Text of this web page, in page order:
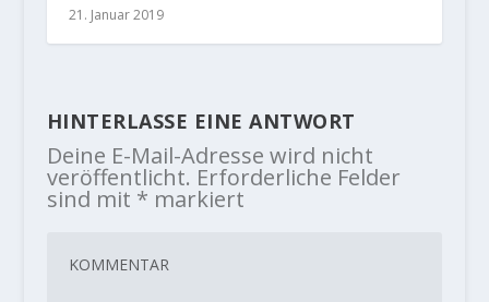
21. Januar 2019
HINTERLASSE EINE ANTWORT
Deine E-Mail-Adresse wird nicht
veröffentlicht. Erforderliche Felder
sind mit * markiert